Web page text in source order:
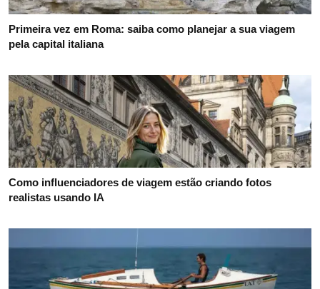
Primeira vez em Roma: saiba como planejar a sua viagem
pela capital italiana
Como influenciadores de viagem estão criando fotos
realistas usando IA